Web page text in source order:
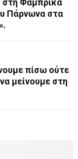
Πάρνωνα στα
πίσω ούτε
μείνουμε στη